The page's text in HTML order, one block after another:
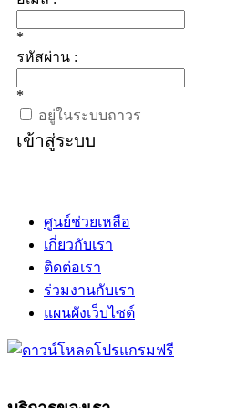
*
รหัสผ่าน :
*
อยู่ในระบบถาวร
เข้าสู่ระบบ
ศูนย์ช่วยเหลือ
เกี่ยวกับเรา
ติดต่อเรา
ร่วมงานกับเรา
แผนผังเว็บไซต์